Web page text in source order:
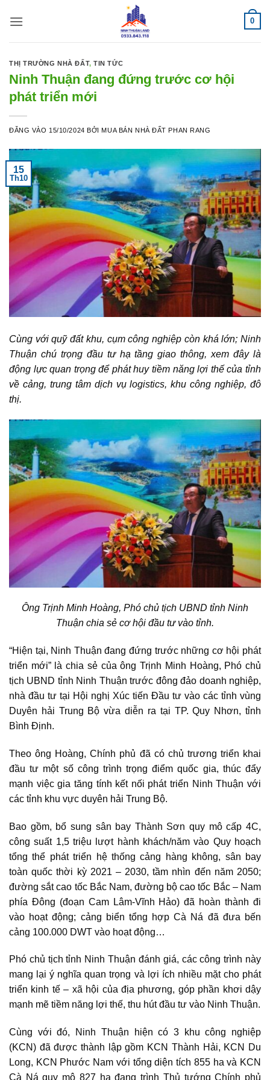
qua
0
THỊ TRƯỜNG NHÀ ĐẤT,TIN TỨC
Ninh Thuận đang đứng trước cơ hội
phát triển mới
ĐĂNG VÀO 15/10/2024 BỞI MUA BÁN NHÀ ĐẤT PHAN RANG
15
Th10
Cùng với quỹ đất khu, cụm công nghiệp còn khá lớn; Ninh
Thuận chú trọng đầu tư hạ tầng giao thông, xem đây là
động lực quan trọng để phát huy tiềm năng lợi thế của tỉnh
về cảng, trung tâm dịch vụ logistics, khu công nghiệp, đô
thị.
Ông Trịnh Minh Hoàng, Phó chủ tịch UBND tỉnh Ninh
Thuận chia sẻ cơ hội đầu tư vào tỉnh.
“Hiện tại, Ninh Thuận đang đứng trước những cơ hội phát
triển mới” là chia sẻ của ông Trịnh Minh Hoàng, Phó chủ
tịch UBND tỉnh Ninh Thuận trước đông đảo doanh nghiệp,
nhà đầu tư tại Hội nghị Xúc tiến Đầu tư vào các tỉnh vùng
Duyên hải Trung Bộ vừa diễn ra tại TP. Quy Nhơn, tỉnh
Bình Định.
Theo ông Hoàng, Chính phủ đã có chủ trương triển khai
đầu tư một số công trình trọng điểm quốc gia, thúc đẩy
mạnh việc gia tăng tính kết nối phát triển Ninh Thuận với
các tỉnh khu vực duyên hải Trung Bộ.
Bao gồm, bổ sung sân bay Thành Sơn quy mô cấp 4C,
công suất 1,5 triệu lượt hành khách/năm vào Quy hoạch
tổng thể phát triển hệ thống cảng hàng không, sân bay
toàn quốc thời kỳ 2021 – 2030, tầm nhìn đến năm 2050;
đường sắt cao tốc Bắc Nam, đường bộ cao tốc Bắc – Nam
phía Đông (đoạn Cam Lâm-Vĩnh Hảo) đã hoàn thành đi
vào hoạt động; cảng biển tổng hợp Cà Ná đã đưa bến
cảng 100.000 DWT vào hoạt động…
Phó chủ tịch tỉnh Ninh Thuận đánh giá, các công trình này
mang lại ý nghĩa quan trọng và lợi ích nhiều mặt cho phát
triển kinh tế – xã hội của địa phương, góp phần khơi dậy
mạnh mẽ tiềm năng lợi thế, thu hút đầu tư vào Ninh Thuận.
Cùng với đó, Ninh Thuận hiện có 3 khu công nghiệp
(KCN) đã được thành lập gồm KCN Thành Hải, KCN Du
Long, KCN Phước Nam với tổng diện tích 855 ha và KCN
Cà Ná quy mô 827 ha đang trình Thủ tướng Chính phủ